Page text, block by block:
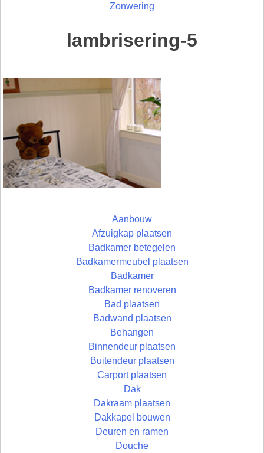
Zonwering
lambrisering-5
Aanbouw
Afzuigkap plaatsen
Badkamer betegelen
Badkamermeubel plaatsen
Badkamer
Badkamer renoveren
Bad plaatsen
Badwand plaatsen
Behangen
Binnendeur plaatsen
Buitendeur plaatsen
Carport plaatsen
Dak
Dakraam plaatsen
Dakkapel bouwen
Deuren en ramen
Douche